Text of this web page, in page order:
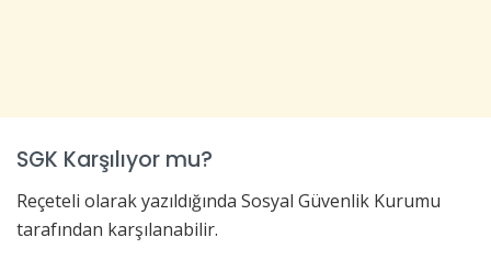
SGK Karşılıyor mu?
Reçeteli olarak yazıldığında Sosyal Güvenlik Kurumu
tarafından karşılanabilir.